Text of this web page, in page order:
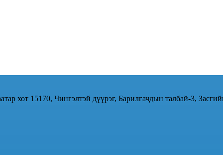
хот 15170, Чингэлтэй дүүрэг, Барилгачдын талбай-3,